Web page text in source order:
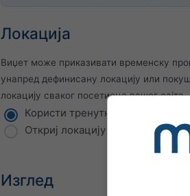
Локација
Виџет може приказивати временску
унапред дефинисану локацију или
локацију сваког посетиоца вашег сајта.
Користи тренутну локацију
Откриј локацију корисника
Изглед